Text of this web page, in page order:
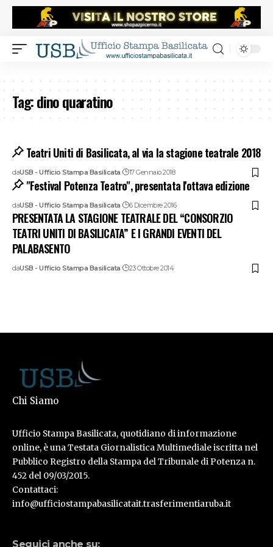
Tag:dino quaratino
Teatri Uniti di Basilicata, al via la stagione teatrale 2018
daUSB - Ufficio Stampa Basilicata 17 Gennaio 2018
"Festival Potenza Teatro", presentata l'ottava edizione
daUSB - Ufficio Stampa Basilicata 6 Dicembre 2016
PRESENTATA LA STAGIONE TEATRALE DEL “CONSORZIO
TEATRI UNITI DI BASILICATA” E I GRANDI EVENTI DEL
PALABASENTO
daUSB - Ufficio Stampa Basilicata 23 Ottobre 2014
Chi Siamo
Ufficio Stampa Basilicata, quotidiano di informazione
online, è una Testata Giornalistica Multimediale iscritta nel
Pubblico Registro della Stampa del Tribunale di Potenza n.
452 del 09/03/2015.
Contattaci:
info@ufficiostampabasilicatait.trasferimentiaruba.it
Seguici anche su: